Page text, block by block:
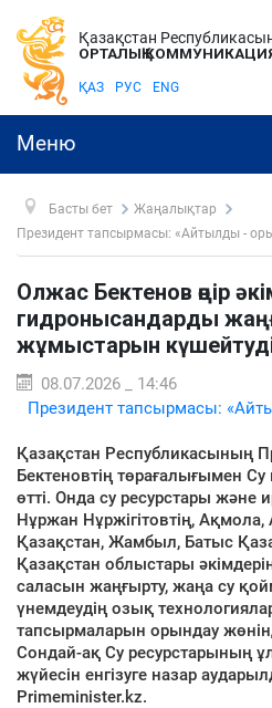
Қазақстан
ОРТАЛЫҚ
ҚАЗ РУС ENG
Меню
Басты бет
Жаңалықтар
Президент тапсырмасы: «Айтылды -
Олжас Бектенов өңір
гидронысандарды
жұмыстарын
08.07.2026 _ 14:46
Президент тапсырмасы:
Қазақстан Республикасының
Бектеновтің төрағалығымен
өтті. Онда су ресурстары және
Нұржан Нұржігітовтің,
Қазақстан, Жамбыл, Батыс
Қазақстан облыстары
саласын жаңғырту, жаңа су
үнемдеудің озық
тапсырмаларын орындау
Сондай-ақ Су ресурстарының
жүйесін енгізуге назар
Primeminister.kz.